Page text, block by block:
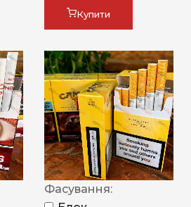
Купити
Фасування: